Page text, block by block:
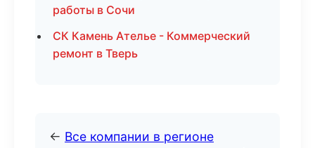
работы в Сочи
СК Камень Ателье - Коммерческий
ремонт в Тверь
← Все компании в регионе